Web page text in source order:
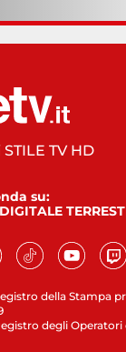
della Stampa
degli
TV HD
su: